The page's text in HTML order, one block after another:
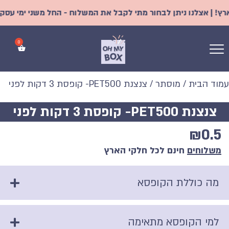
| אצלנו ניתן לבחור מתי לקבל את המשלוח - החל משני ימי
עמוד הבית / מוסתר / צנצנת PET500- קופסת 3 דקות לפני
₪0.5
משלוחים חינם לכל חלקי הארץ
מה כוללת הקופסא
למי הקופסא מתאימה
צנצנת PET500- קופסת 3 דקות לפני